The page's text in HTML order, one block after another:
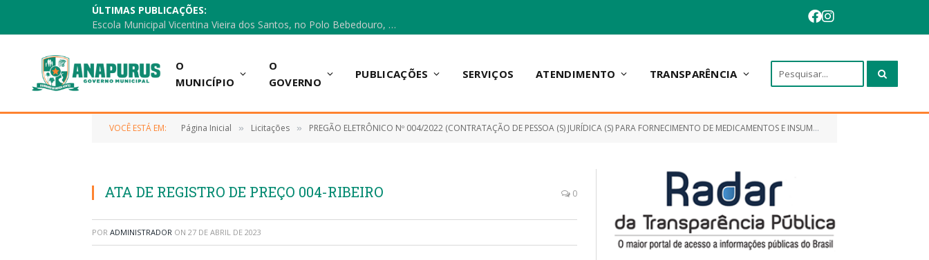
ÚLTIMAS PUBLICAÇÕES:
Escola Municipal Vicentina Vieira dos Santos, no Polo Bebedouro, recebeu materiais para a implantação do Cantinho da Leitura e da Sala Multidisciplinar.
O
MUNICÍPIO
O
GOVERNO
PUBLICAÇÕES SERVIÇOS ATENDIMENTO TRANSPARÊNCIA
VOCÊ ESTÁ EM: Página Inicial » Licitações » PREGÃO ELETRÔNICO Nº 004/2022 (CONTRATAÇÃO DE PESSOA (S) JURÍDICA (S) PARA FORNECIMENTO DE MEDICAMENTOS E INSUMOS PARA ATENDER AS NECESSIDADES DO ENFRETAMENTO DA COVID-19)
ATA DE REGISTRO DE PREÇO 004-RIBEIRO 0
POR ADMINISTRADOR ON 27 DE ABRIL DE 2023